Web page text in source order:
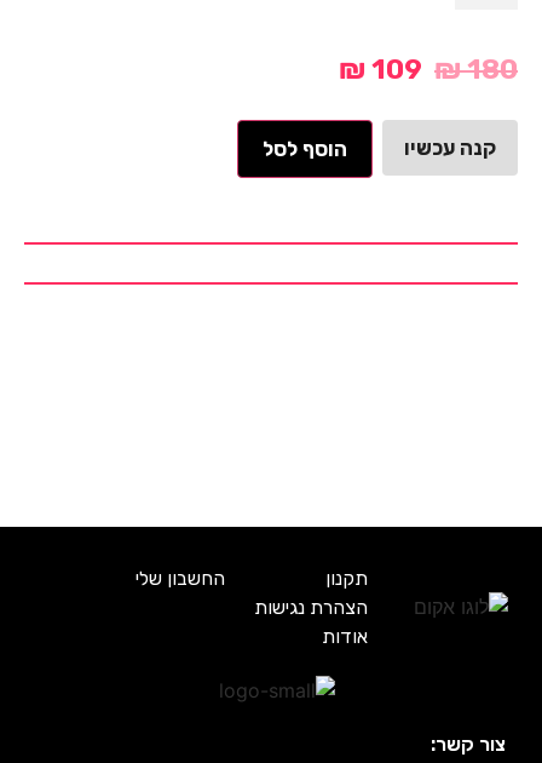
₪180
₪ 109
קנה עכשיו הוסף לסל
תקנון
החשבון שלי
הצהרת נגישות
אודות
צור קשר: